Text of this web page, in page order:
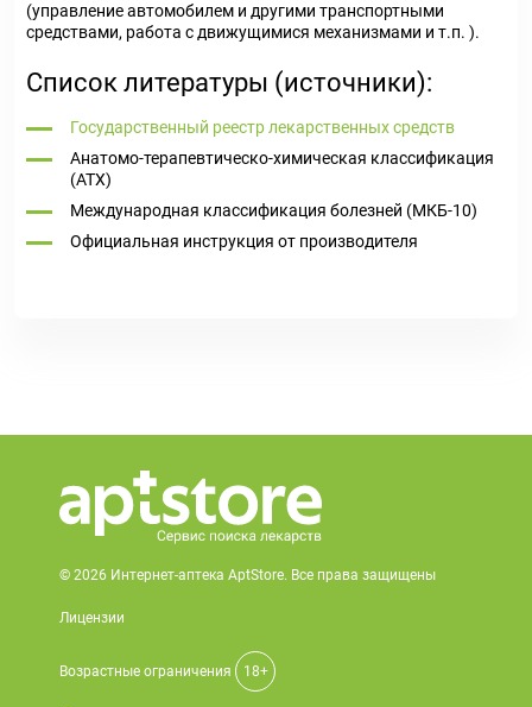
(управление автомобилем и другими транспортными
средствами, работа с движущимися механизмами и т.п. ).
Список литературы (источники):
Государственный реестр лекарственных средств
Анатомо-терапевтическо-химическая классификация
(ATX)
Международная классификация болезней (МКБ-10)
Официальная инструкция от производителя
© 2026 Интернет-аптека AptStore. Все права защищены
Лицензии
Возрастные ограничения 18+